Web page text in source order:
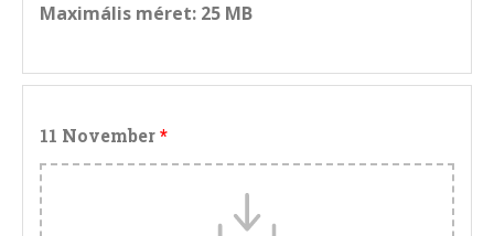
Maximális méret: 25 MB
11 November